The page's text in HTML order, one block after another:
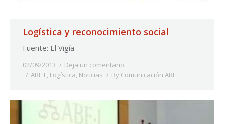
Logística y reconocimiento social
Fuente: El Vigía
02/09/2013
Deja un comentario
ABE·L, Logística, Noticias By Comunicación ABE